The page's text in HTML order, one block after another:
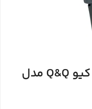
ساعت مچی زنانه کیو اند کیو Q&Q مدل